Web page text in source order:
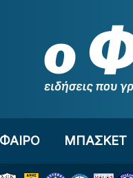
ΜΠΑΣΚΕΤ